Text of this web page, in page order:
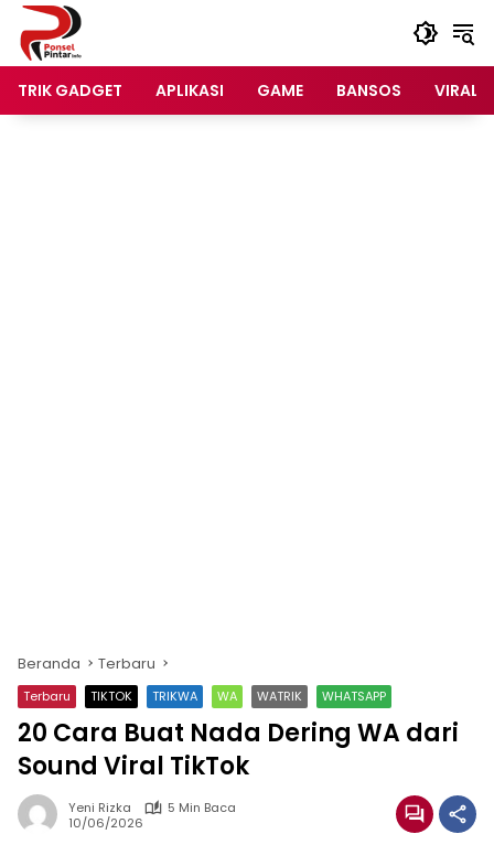
Langsung
konten
TRIK GADGET
APLIKASI GAME BANSOS VIRAL
Beranda Terbaru
Terbaru TIKTOK TRIKWA WA WATRIK WHATSAPP
20 Cara Buat Nada Dering WA dari
Sound Viral TikTok
Yeni Rizka
5 Min Baca
10/06/2026